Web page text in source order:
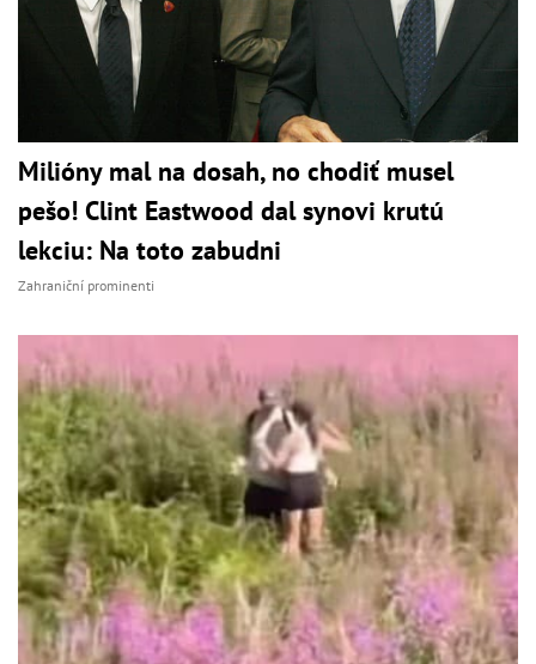
Milióny mal na dosah, no chodiť musel
pešo! Clint Eastwood dal synovi krutú
lekciu: Na toto zabudni
Zahraniční prominenti